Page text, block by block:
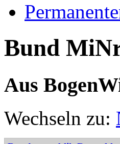
Bund
Aus
Wechseln zu: